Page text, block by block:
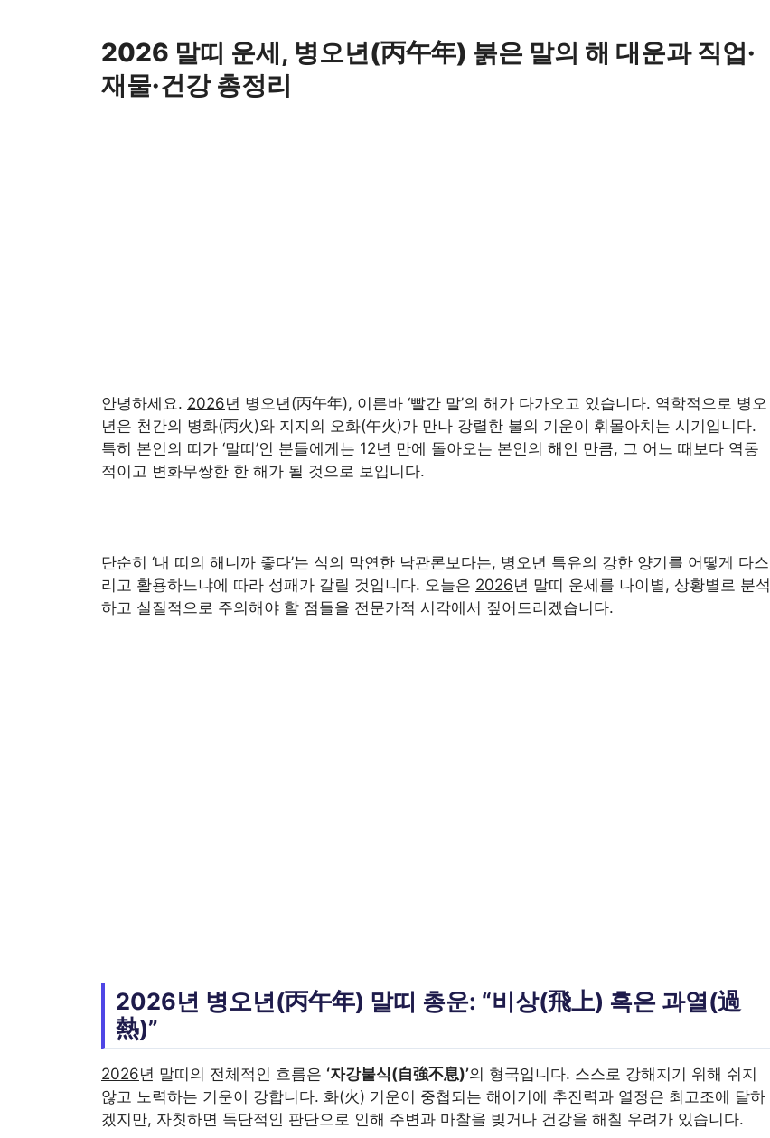
2026 말띠 운세, 병오년(丙午年) 붉은 말의 해 대운과 직업·
재물·건강 총정리
안녕하세요. 2026년 병오년(丙午年), 이른바 ‘빨간 말’의 해가 다가오고 있습니다. 역학적으로 병오
년은 천간의 병화(丙火)와 지지의 오화(午火)가 만나 강렬한 불의 기운이 휘몰아치는 시기입니다.
특히 본인의 띠가 ‘말띠’인 분들에게는 12년 만에 돌아오는 본인의 해인 만큼, 그 어느 때보다 역동
적이고 변화무쌍한 한 해가 될 것으로 보입니다.
단순히 ‘내 띠의 해니까 좋다’는 식의 막연한 낙관론보다는, 병오년 특유의 강한 양기를 어떻게 다스
리고 활용하느냐에 따라 성패가 갈릴 것입니다. 오늘은 2026년 말띠 운세를 나이별, 상황별로 분석
하고 실질적으로 주의해야 할 점들을 전문가적 시각에서 짚어드리겠습니다.
2026년 병오년(丙午年) 말띠 총운: “비상(飛上) 혹은 과열(過
熱)”
2026년 말띠의 전체적인 흐름은 ‘자강불식(自強不息)’의 형국입니다. 스스로 강해지기 위해 쉬지
않고 노력하는 기운이 강합니다. 화(火) 기운이 중첩되는 해이기에 추진력과 열정은 최고조에 달하
겠지만, 자칫하면 독단적인 판단으로 인해 주변과 마찰을 빚거나 건강을 해칠 우려가 있습니다.